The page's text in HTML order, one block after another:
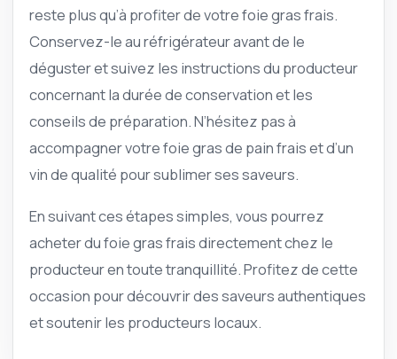
reste plus qu’à profiter de votre foie gras frais.
Conservez-le au réfrigérateur avant de le
déguster et suivez les instructions du producteur
concernant la durée de conservation et les
conseils de préparation. N’hésitez pas à
accompagner votre foie gras de pain frais et d’un
vin de qualité pour sublimer ses saveurs.
En suivant ces étapes simples, vous pourrez
acheter du foie gras frais directement chez le
producteur en toute tranquillité. Profitez de cette
occasion pour découvrir des saveurs authentiques
et soutenir les producteurs locaux.